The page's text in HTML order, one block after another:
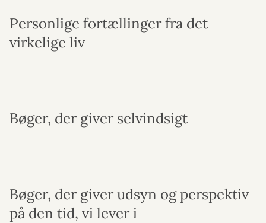
Personlige fortællinger fra det
virkelige liv
Bøger, der giver selvindsigt
Bøger, der giver udsyn og perspektiv
på den tid, vi lever i